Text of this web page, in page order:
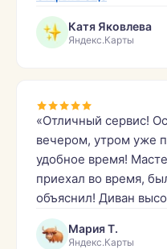
Катя Яковлева
Яндекс.Карты
«Отличный сервис!
вечером, утром уже
удобное время!
приехал во время,
объяснил! Диван
Мария Т.
Яндекс.Карты